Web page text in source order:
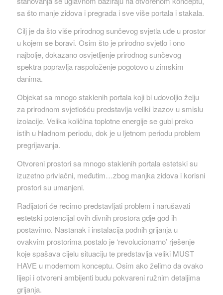
sa što manje zidova i pregrada i sve više portala i stakala.
Cilj je da što više prirodnog sunčevog svjetla uđe u prostor
u kojem se boravi. Osim što je prirodno svjetlo i ono
najbolje, dokazano osvjetljenje prirodnog sunčevog
spektra popravlja raspoloženje pogotovo u zimskim
danima.
Objekat sa mnogo staklenih portala koji bi udovoljio želju
za prirodnom svjetlošću predstavlja veliki izazov u smislu
izolacije. Velika količina toplotne energije se gubi preko
istih u hladnom periodu, dok je u ljetnom periodu problem
pregrijavanja.
Otvoreni prostori sa mnogo staklenih portala estetski su
izuzetno privlačni, međutim…zbog manjka zidova i korisni
prostori su umanjeni.
Radijatori će recimo predstavljati problem i narušavati
estetski potencijal ovih divnih prostora gdje god ih
postavimo. Nastanak i instalacija podnih grijanja u
ovakvim prostorima postalo je ‘revolucionarno’ rješenje
koje spašava cijelu situaciju te predstavlja veliki MUST
HAVE u modernom konceptu. Osim ako želimo da ovako
lijepi i otvoreni ambijenti budu pokvareni ružnim detaljima
grijanja.